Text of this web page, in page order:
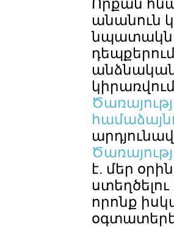
Որքան
անանուն
անձնական
է. մեր
որոնք